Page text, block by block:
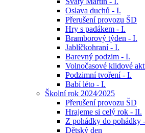
Oslava duchů - I.
Přerušení provozu ŠD
Hry s padákem - I.
Bramborový týden - I.
Jablíčkohraní - I.
Barevný podzim - I.
Volnočasové klidové
Podzimní tvoření - I.
Babí léto - I.
Školní rok 2024⁄2025
Přerušení provozu ŠD
Hrajeme si celý rok - II.
Z pohádky do pohádky
Dětský den